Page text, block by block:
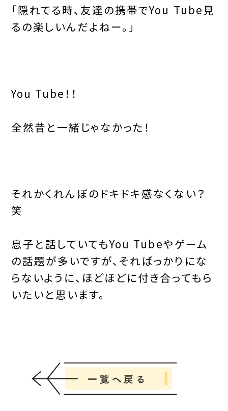
「隠れてる時、友達の携帯でYou Tube見
るの楽しいんだよねー。」
You Tube！！
全然昔と一緒じゃなかった！
それかくれんぼのドキドキ感なくない？
笑
息子と話していてもYou Tubeやゲーム
の話題が多いですが、そればっかりにな
らないように、ほどほどに付き合ってもら
いたいと思います。